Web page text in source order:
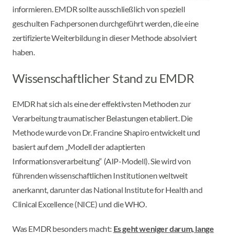
informieren. EMDR sollte ausschließlich von speziell
geschulten Fachpersonen durchgeführt werden, die eine
zertifizierte Weiterbildung in dieser Methode absolviert
haben.
Wissenschaftlicher Stand zu EMDR
EMDR hat sich als eine der effektivsten Methoden zur
Verarbeitung traumatischer Belastungen etabliert. Die
Methode wurde von Dr. Francine Shapiro entwickelt und
basiert auf dem „Modell der adaptierten
Informationsverarbeitung“ (AIP-Modell). Sie wird von
führenden wissenschaftlichen Institutionen weltweit
anerkannt, darunter das National Institute for Health and
Clinical Excellence (NICE) und die WHO.
Was EMDR besonders macht: Es geht weniger darum, lange